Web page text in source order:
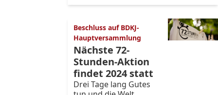
Beschluss auf BDKJ-
Hauptversammlung
Nächste 72-
Stunden-Aktion
findet 2024 statt
Drei Tage lang Gutes